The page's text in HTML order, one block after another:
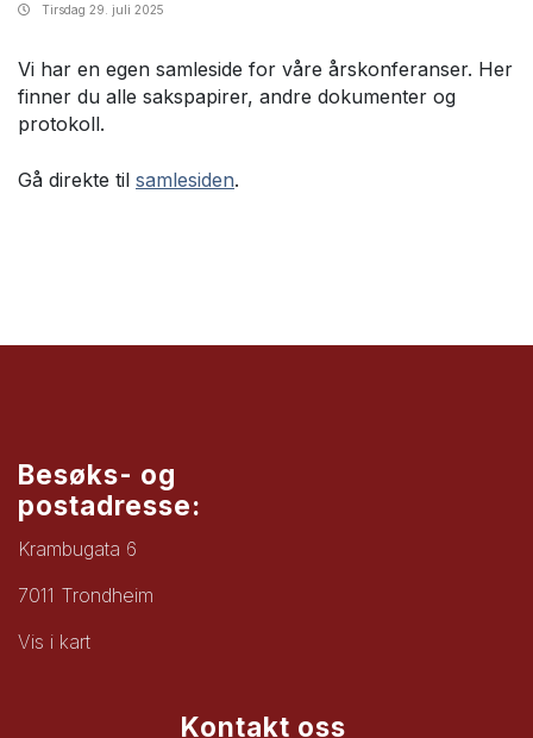
Tirsdag 29. juli 2025
Vi har en egen samleside for våre årskonferanser. Her
finner du alle sakspapirer, andre dokumenter og
protokoll.
Gå direkte til samlesiden.
Besøks- og
postadresse:
Krambugata 6
7011 Trondheim
Vis i kart
Kontakt oss